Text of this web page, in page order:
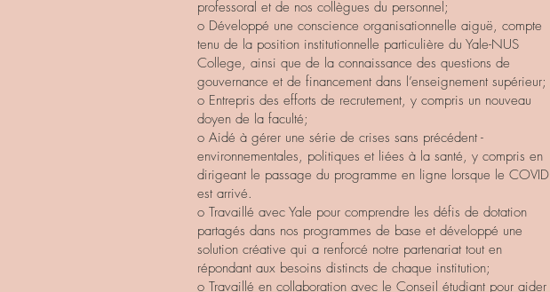
professoral et de nos collègues du personnel;
o Développé une conscience organisationnelle aiguë, compte
tenu de la position institutionnelle particulière du Yale-NUS
College, ainsi que de la connaissance des questions de
gouvernance et de financement dans l’enseignement supérieur;
o Entrepris des efforts de recrutement, y compris un nouveau
doyen de la faculté;
o Aidé à gérer une série de crises sans précédent -
environnementales, politiques et liées à la santé, y compris en
dirigeant le passage du programme en ligne lorsque le COVID
est arrivé.
o Travaillé avec Yale pour comprendre les défis de dotation
partagés dans nos programmes de base et développé une
solution créative qui a renforcé notre partenariat tout en
répondant aux besoins distincts de chaque institution;
o Travaillé en collaboration avec le Conseil étudiant pour aider